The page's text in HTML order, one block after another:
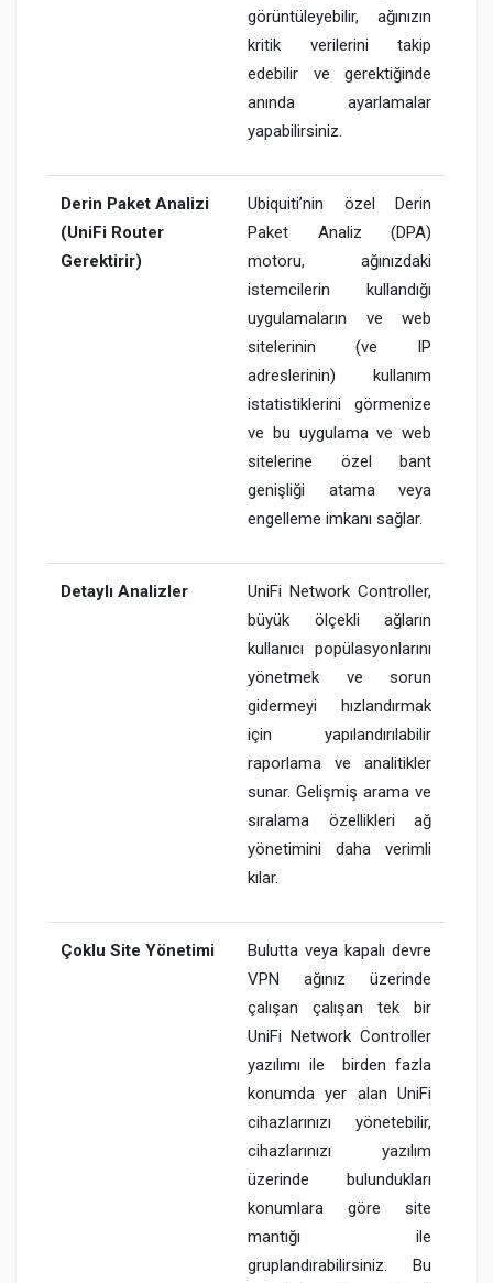
görüntüleyebilir, ağınızın
kritik verilerini takip
edebilir ve gerektiğinde
anında ayarlamalar
yapabilirsiniz.
Derin Paket Analizi
(UniFi Router
Gerektirir)
Ubiquiti’nin özel Derin
Paket Analiz (DPA)
motoru, ağınızdaki
istemcilerin kullandığı
uygulamaların ve web
sitelerinin (ve IP
adreslerinin) kullanım
istatistiklerini görmenize
ve bu uygulama ve web
sitelerine özel bant
genişliği atama veya
engelleme imkanı sağlar.
Detaylı Analizler
UniFi Network Controller,
büyük ölçekli ağların
kullanıcı popülasyonlarını
yönetmek ve sorun
gidermeyi hızlandırmak
için yapılandırılabilir
raporlama ve analitikler
sunar. Gelişmiş arama ve
sıralama özellikleri ağ
yönetimini daha verimli
kılar.
Çoklu Site Yönetimi
Bulutta veya kapalı devre
VPN ağınız üzerinde
çalışan çalışan tek bir
UniFi Network Controller
yazılımı ile birden fazla
konumda yer alan UniFi
cihazlarınızı yönetebilir,
cihazlarınızı yazılım
üzerinde bulundukları
konumlara göre site
mantığı ile
gruplandırabilirsiniz. Bu